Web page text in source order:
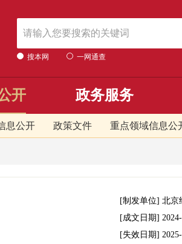
搜本网 一网通查
开
息公开 政策文件 重点领域信息公
政务服务
[制发单位] 北京
[成文日期]
[失效日期]